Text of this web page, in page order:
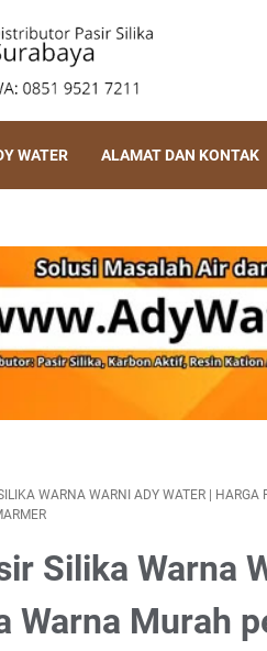
WATER ALAMAT DAN KONTAK
WARNA WARNI ADY WATER |
Silika Warna
Warna Murah